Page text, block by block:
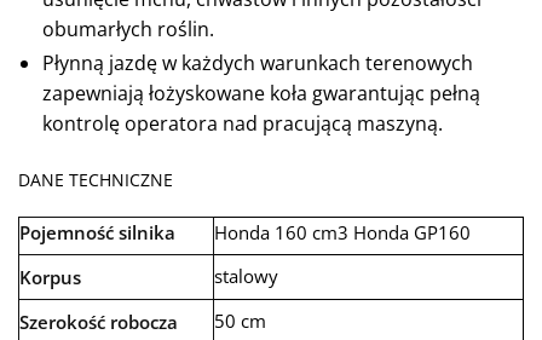
obumarłych roślin.
Płynną jazdę w każdych warunkach terenowych
zapewniają łożyskowane koła gwarantując pełną
kontrolę operatora nad pracującą maszyną.
DANE TECHNICZNE
Pojemność silnika
Honda 160 cm3 Honda GP160
Korpus
stalowy
Szerokość robocza
50 cm